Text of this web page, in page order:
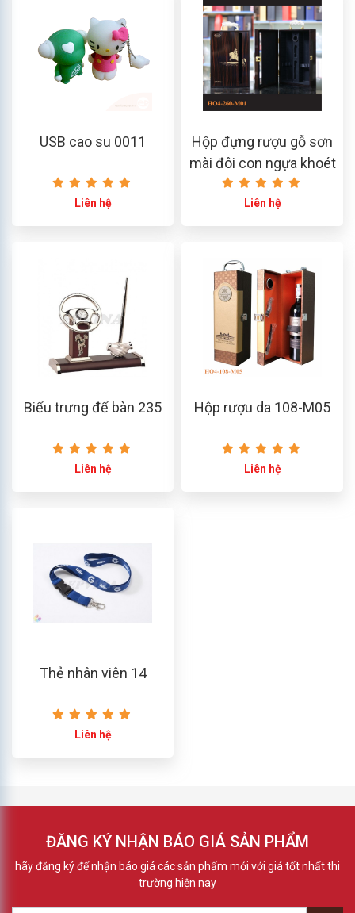
USB cao su 0011
Liên hệ
Hộp đựng rượu gỗ sơn
mài đôi con ngựa khoét
HO4-260-M01
Liên hệ
Biểu trưng để bàn 235
Liên hệ
Hộp rượu da 108-M05
Liên hệ
Thẻ nhân viên 14
Liên hệ
ĐĂNG KÝ NHẬN BÁO GIÁ SẢN PHẨM
hãy đăng ký để nhận báo giá các sản phẩm mới với giá tốt nhất thi
trường hiện nay